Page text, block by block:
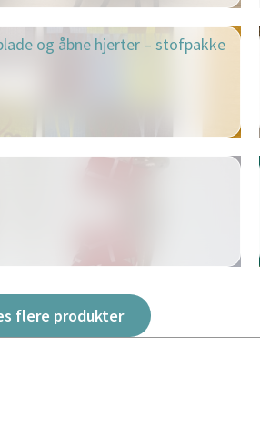
og åbne hjerter – stofpakke
flere produkter